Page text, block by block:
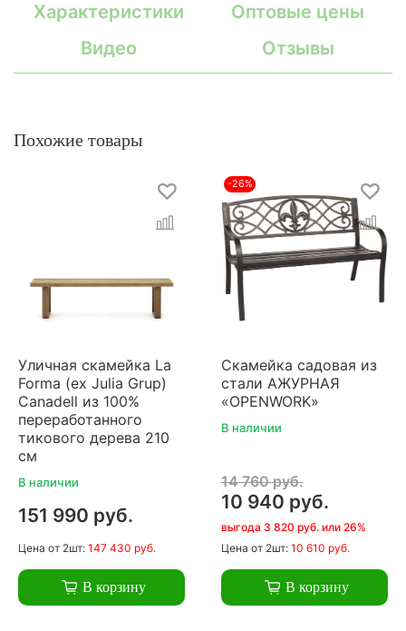
Характеристики
Оптовые цены
Видео
Отзывы
Похожие товары
Уличная скамейка La
Forma (ex Julia Grup)
Canadell из 100%
переработанного
тикового дерева 210
см
В наличии
151 990 руб.
Цена от 2шт: 147 430 руб.
В корзину
-26%
Скамейка садовая из
стали АЖУРНАЯ
«OPENWORK»
В наличии
14 760 руб.
10 940 руб.
выгода 3 820 руб. или 26%
Цена от 2шт: 10 610 руб.
В корзину